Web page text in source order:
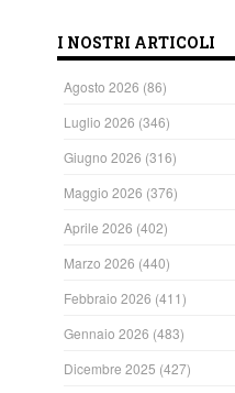
I NOSTRI ARTICOLI
Agosto 2026 (86)
Luglio 2026 (346)
Giugno 2026 (316)
Maggio 2026 (376)
Aprile 2026 (402)
Marzo 2026 (440)
Febbraio 2026 (411)
Gennaio 2026 (483)
Dicembre 2025 (427)